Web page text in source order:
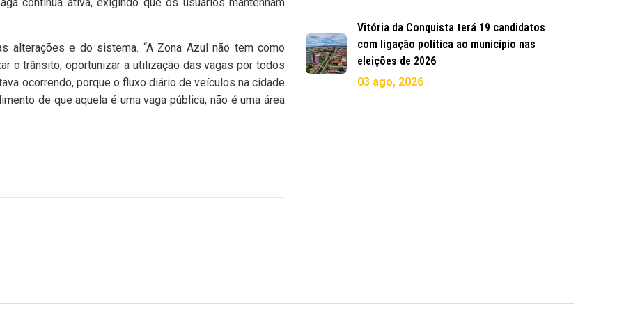
alterações e do sistema. “A Zona Azul não tem como
o trânsito, oportunizar a utilização das vagas por todos
ocorrendo, porque o fluxo diário de veículos na cidade
de que aquela é uma vaga pública, não é uma área
Vitória da Conquista terá 19 candidatos
com ligação política ao município nas
eleições de 2026
03 ago, 2026